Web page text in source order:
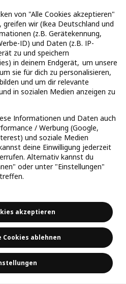
Wandersmann 2-4, 65719 Hofheim-
2026
DatenschutzerklärungImpressum
Vertrauensstelle
& Leistungen)
von "Alle Cookies akzeptieren"
wir (Ikea Deutschland und
(z.B. Gerätekennung,
ID) und Daten (z.B. IP-
zu und speichern
in deinem Endgerät, um unsere
sie für dich zu personalisieren,
und um dir relevante
in sozialen Medien anzeigen zu
Informationen und Daten auch
/ Werbung (Google,
und soziale Medien
deine Einwilligung jederzeit
Alternativ kannst du
oder unter "Einstellungen"
akzeptieren
Cookies ablehnen